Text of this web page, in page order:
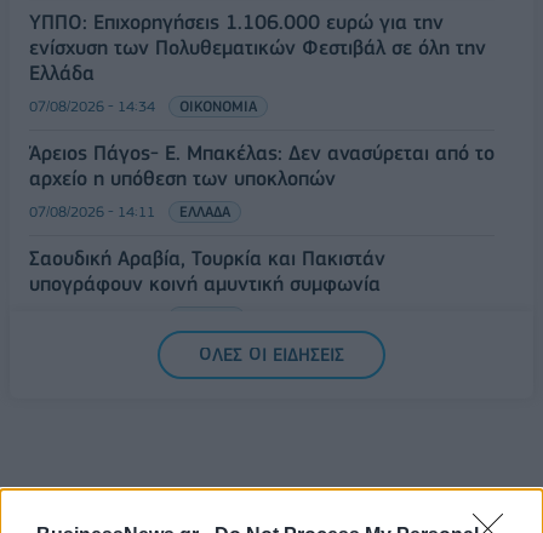
ΥΠΠΟ: Επιχορηγήσεις 1.106.000 ευρώ για την
ενίσχυση των Πολυθεματικών Φεστιβάλ σε όλη την
Ελλάδα
07/08/2026 - 14:34 ΟΙΚΟΝΟΜΙΑ
Άρειος Πάγος- Ε. Μπακέλας: Δεν ανασύρεται από το
αρχείο η υπόθεση των υποκλοπών
07/08/2026 - 14:11 ΕΛΛΑΔΑ
Σαουδική Αραβία, Τουρκία και Πακιστάν
υπογράφουν κοινή αμυντική συμφωνία
ΟΛΕΣ ΟΙ ΕΙΔΗΣΕΙΣ